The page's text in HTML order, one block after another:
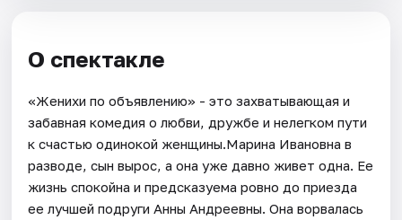
О спектакле
«Женихи по объявлению» - это захватывающая и
забавная комедия о любви, дружбе и нелегком пути
к счастью одинокой женщины.Марина Ивановна в
разводе, сын вырос, а она уже давно живет одна. Ее
жизнь спокойна и предсказуема ровно до приезда
ее лучшей подруги Анны Андреевны. Она ворвалась